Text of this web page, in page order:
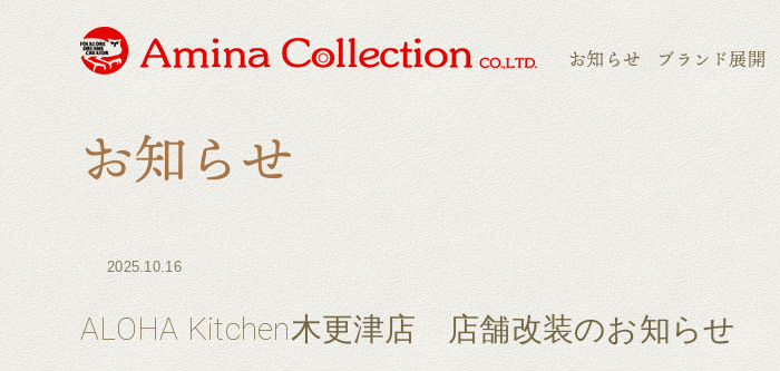
お知らせ ブランド展開
2025.10.16
ALOHA Kitchen木更津店 店舗改装のお知らせ